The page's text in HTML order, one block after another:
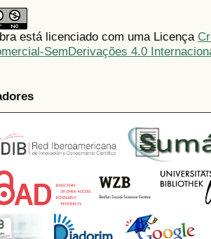
está licenciado com uma Licença
SemDerivações 4.0